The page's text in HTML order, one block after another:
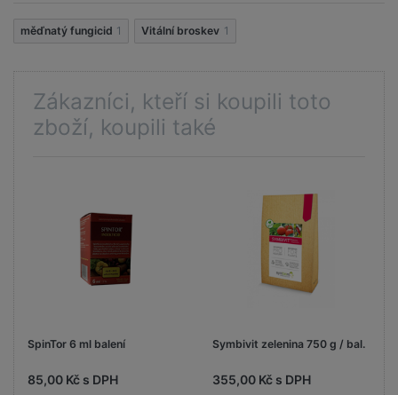
měďnatý fungicid 1 Vitální broskev 1
Zákazníci, kteří si koupili toto
zboží, koupili také
SpinTor 6 ml balení
85,00 Kč s DPH
Symbivit zelenina 750 g / bal.
355,00 Kč s DPH